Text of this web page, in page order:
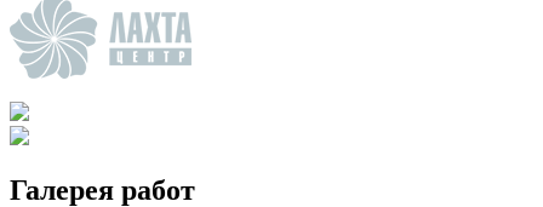
Галерея работ